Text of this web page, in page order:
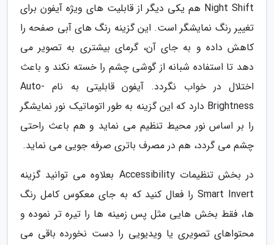
Night Shift هم یکی دیگر از قابلیت های ویژه آیفون برای
تغییر رنگ نمایشگر است. این گزینه رنگ های آبی صفحه را
کاهش داده و به جای آن، گرمای بیشتری به تصویر می
دهد تا استفاده شبانه از گوشی چشم را خسته نکند و باعث
اختلال در خواب نگردد. آیفون قابلیتی به نام Auto-
Brightness دارد که این گزینه به طور اتوماتیک نور نمایشگر
را بر اساس نور محیط تنظیم می نماید و هم باعث راحتی
چشم می گردد، هم در مصرف باتری صرفه جویی می نماید.
در بخش تنظیمات Accessibility بعلاوه می توانید گزینه
Smart Invert را فعال کنید که به جای معکوس کامل رنگ
ها، فقط بخش هایی مثل پس زمینه ها را تیره تر نموده و
محتواهای تصویری یا ویدیویی را دست نخورده باقی می